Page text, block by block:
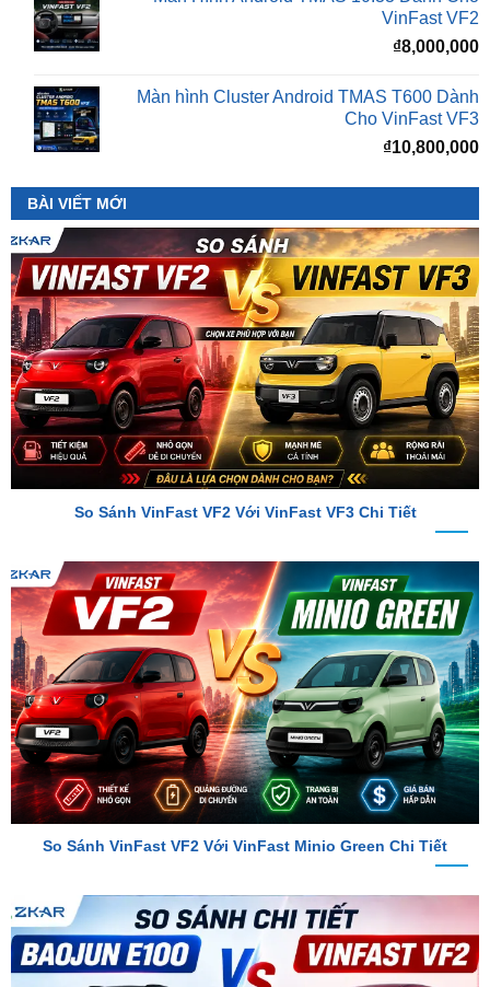
Màn hình Cluster Android TMAS T600 Dành
₫10,800,000
BÀI VIẾT MỚI
So Sánh VinFast VF2 Với VinFast VF3 Chi Tiết
So Sánh VinFast VF2 Với VinFast Minio Green Chi Tiết